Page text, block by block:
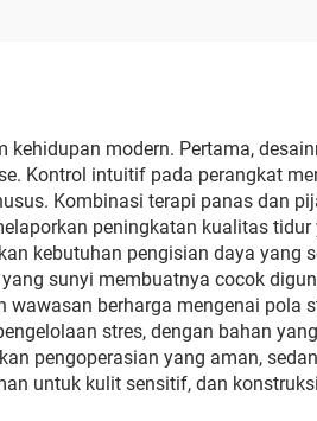
modern. Pertama,
Kontrol intuitif pada perangkat
Kombinasi terapi panas dan
peningkatan kualitas
kebutuhan pengisian daya yang
sunyi membuatnya cocok
berharga mengenai pola
stres, dengan bahan
pengoperasian yang aman,
untuk kulit sensitif, dan